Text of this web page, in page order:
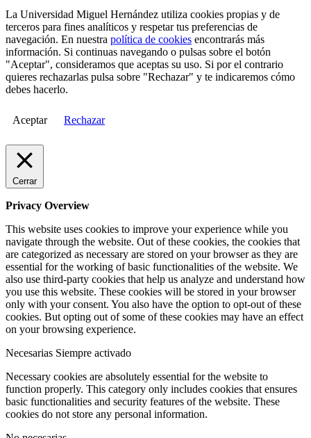
La Universidad Miguel Hernández utiliza cookies propias y de
terceros para fines analíticos y respetar tus preferencias de
navegación. En nuestra política de cookies encontrarás más
información. Si continuas navegando o pulsas sobre el botón
"Aceptar", consideramos que aceptas su uso. Si por el contrario
quieres rechazarlas pulsa sobre "Rechazar" y te indicaremos cómo
debes hacerlo.
Aceptar Rechazar
Cerrar
Privacy Overview
This website uses cookies to improve your experience while you
navigate through the website. Out of these cookies, the cookies that
are categorized as necessary are stored on your browser as they are
essential for the working of basic functionalities of the website. We
also use third-party cookies that help us analyze and understand how
you use this website. These cookies will be stored in your browser
only with your consent. You also have the option to opt-out of these
cookies. But opting out of some of these cookies may have an effect
on your browsing experience.
Necesarias Siempre activado
Necessary cookies are absolutely essential for the website to
function properly. This category only includes cookies that ensures
basic functionalities and security features of the website. These
cookies do not store any personal information.